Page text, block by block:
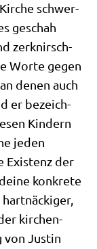
schwer­
geschah
zer­knirsch­
Wor­te gegen
denen auch
er bezeich­
Kin­dern
jeden
Exi­stenz der
kon­kre­te
kir­chen­
von Justin